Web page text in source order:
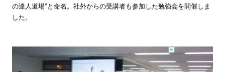
の達人道場”と命名。社外からの受講者も参加した勉強会を開催しま
した。